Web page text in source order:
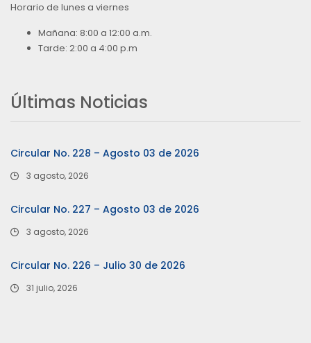
Horario de lunes a viernes
Mañana: 8:00 a 12:00 a.m.
Tarde: 2:00 a 4:00 p.m
Últimas Noticias
Circular No. 228 – Agosto 03 de 2026
3 agosto, 2026
Circular No. 227 – Agosto 03 de 2026
3 agosto, 2026
Circular No. 226 – Julio 30 de 2026
31 julio, 2026